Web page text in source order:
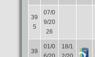
39
5
07/0
9/20
26
39
01/0
18/1